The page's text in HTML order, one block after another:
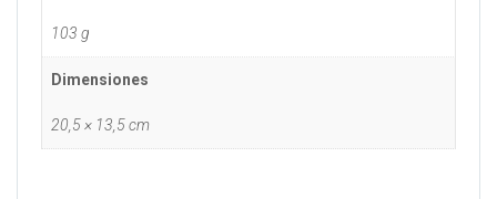
103 g
Dimensiones
20,5 × 13,5 cm